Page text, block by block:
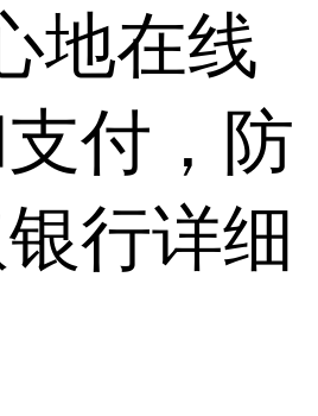
地在线
付，防
行详细